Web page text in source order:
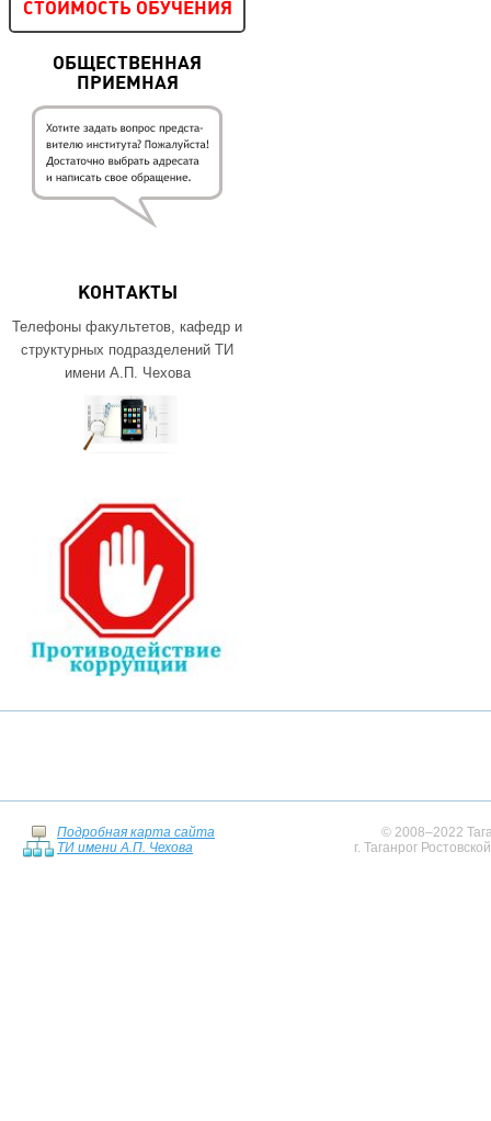
СТОИМОСТЬ ОБУЧЕНИЯ
ОБЩЕСТВЕННАЯ
ПРИЕМНАЯ
КОНТАКТЫ
Телефоны факультетов, кафедр и
структурных подразделений ТИ
имени А.П. Чехова
Подробная карта сайта
ТИ имени А.П. Чехова
© 2008–2022
г. Таганрог